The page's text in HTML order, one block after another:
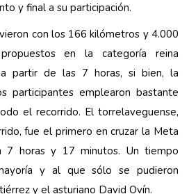
y final a su participación.
con los 166 kilómetros y 4.000
en la categoría reina
partir de las 7 horas, si bien, la
participantes emplearon bastante
el recorrido. El torrelaveguense,
fue el primero en cruzar la Meta
7 horas y 17 minutos. Un tiempo
y al que sólo se pudieron
y el asturiano David Ovín.